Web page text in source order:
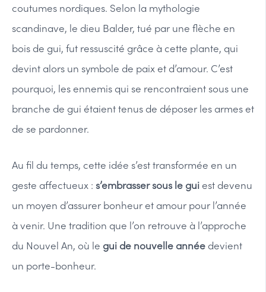
coutumes nordiques. Selon la mythologie
scandinave, le dieu Balder, tué par une flèche en
bois de gui, fut ressuscité grâce à cette plante, qui
devint alors un symbole de paix et d’amour. C’est
pourquoi, les ennemis qui se rencontraient sous une
branche de gui étaient tenus de déposer les armes et
de se pardonner.
Au fil du temps, cette idée s’est transformée en un
geste affectueux : s’embrasser sous le gui est devenu
un moyen d’assurer bonheur et amour pour l’année
à venir. Une tradition que l’on retrouve à l’approche
du Nouvel An, où le gui de nouvelle année devient
un porte-bonheur.